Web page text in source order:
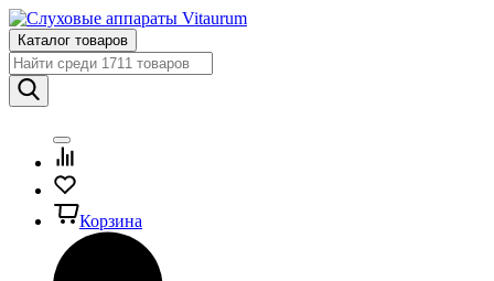
Каталог товаров
Корзина